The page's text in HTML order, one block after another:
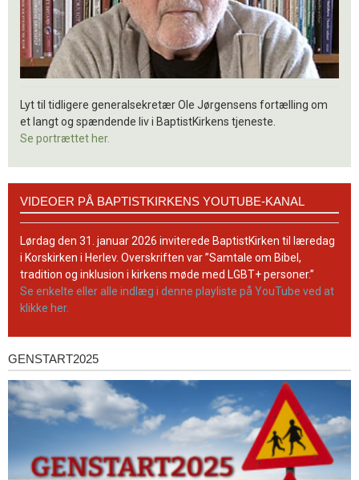
Lyt til tidligere generalsekretær Ole Jørgensens fortælling om
et langt og spændende liv i BaptistKirkens tjeneste.
Se portrættet her.
BaptistKirkens
YouTube-
kanal
VIDEOER PÅ BAPTISTKIRKENS YOUTUBE-KANAL
Lørdag den 31. januar 2026 inviterede BaptistKirken til læredag
i Korskirken i Herlev. Overskriften var ”Samtale om Bibel,
tradition og inklusion i kirkens møde med LGBT+ personer.”
Se enkelte eller alle indlæg i denne playliste på YouTube ved at
klikke her.
Genstart2025
GENSTART2025